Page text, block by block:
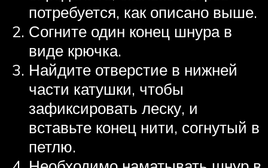
потребуется, как описано выше.
Согните один конец шнура в
виде крючка.
Найдите отверстие в нижней
части катушки, чтобы
зафиксировать леску, и
вставьте конец нити, согнутый в
петлю.